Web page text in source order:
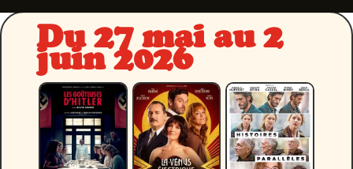
Du 27 mai au 2
juin 2026